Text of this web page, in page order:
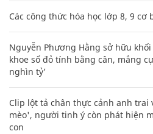
Các công thức hóa học lớp 8, 9 cơ
Nguyễn Phương Hằng sở hữu
khoe sổ đỏ tính bằng cân, mắng
nghìn tỷ'
Clip lột tả chân thực cảnh anh trai
mèo', người tinh ý còn phát hiện
con